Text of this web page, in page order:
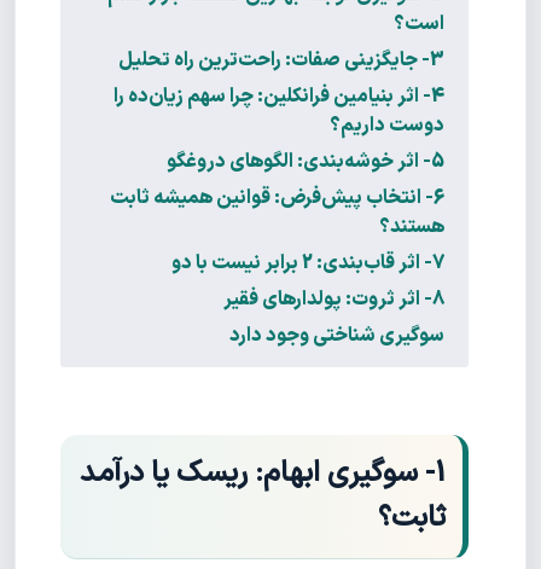
است؟
3- جایگزینی صفات: راحت‌ترین راه تحلیل
4- اثر بنیامین فرانکلین: چرا سهم زیان‌ده را
دوست داریم؟
5- اثر خوشه‌بندی: الگوهای دروغگو
6- انتخاب پیش‌فرض: قوانین همیشه ثابت
هستند؟
7- اثر قاب‌بندی: 2 برابر نیست با دو
8- اثر ثروت: پولدارهای فقیر
سوگیری شناختی وجود دارد
1- سوگیری ابهام: ریسک یا درآمد
ثابت؟